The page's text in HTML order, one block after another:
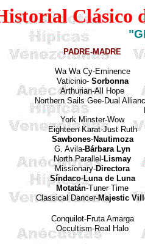
Clásico
PADRE-MADRE
Wa WaCy-Eminence
Vaticinio- Sorbonna
Arthurian-All Hope
Northern Sails Gee-Dual
York Minster-Wow
Eighteen Karat-Just Ruth
Sawbones-Nautimoza
G. Avila-Bárbara Lyn
North Parallel-Lismay
Missionary-Directora
Síndaco-Luna de Luna
Motatán-Tuner Time
Classical Dancer-Majestic
Conquilot-Fruta Amarga
Occultism-Real Halo